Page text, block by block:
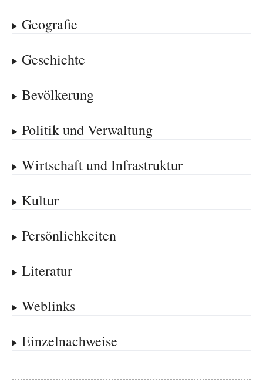
Geografie
Geschichte
Bevölkerung
Politik und Verwaltung
Wirtschaft und Infrastruktur
Kultur
Persönlichkeiten
Literatur
Weblinks
Einzelnachweise